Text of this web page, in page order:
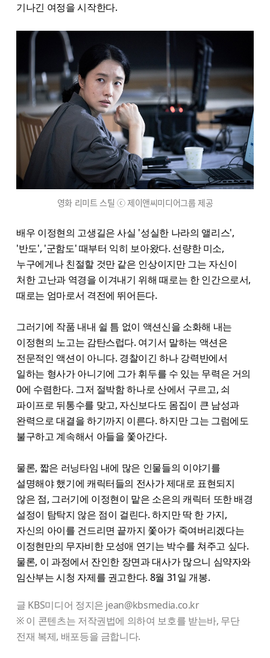
기나긴 여정을 시작한다.
영화 리미트 스틸 ⓒ 제이앤씨미디어그룹 제공
배우 이정현의 고생길은 사실 '성실한 나라의 앨리스',
'반도', '군함도' 때부터 익히 보아왔다. 선량한 미소,
누구에게나 친절할 것만 같은 인상이지만 그는 자신이
처한 고난과 역경을 이겨내기 위해 때로는 한 인간으로서,
때로는 엄마로서 격전에 뛰어든다.
그러기에 작품 내내 쉴 틈 없이 액션신을 소화해 내는
이정현의 노고는 감탄스럽다. 여기서 말하는 액션은
전문적인 액션이 아니다. 경찰이긴 하나 강력반에서
일하는 형사가 아니기에 그가 휘두를 수 있는 무력은 거의
0에 수렴한다. 그저 절박함 하나로 산에서 구르고, 쇠
파이프로 뒤통수를 맞고, 자신보다도 몸집이 큰 남성과
완력으로 대결을 하기까지 이른다. 하지만 그는 그럼에도
불구하고 계속해서 아들을 쫓아간다.
물론, 짧은 러닝타임 내에 많은 인물들의 이야기를
설명해야 했기에 캐릭터들의 전사가 제대로 표현되지
않은 점, 그러기에 이정현이 맡은 소은의 캐릭터 또한 배경
설정이 탐탁지 않은 점이 걸린다. 하지만 딱 한 가지,
자신의 아이를 건드리면 끝까지 쫓아가 죽여버리겠다는
이정현만의 무자비한 모성애 연기는 박수를 쳐주고 싶다.
물론, 이 과정에서 잔인한 장면과 대사가 많으니 심약자와
임산부는 시청 자제를 권고한다. 8월 31일 개봉.
글 KBS미디어 정지은 jean@kbsmedia.co.kr
※ 이 콘텐츠는 저작권법에 의하여 보호를 받는바, 무단
전재 복제, 배포등을 금합니다.